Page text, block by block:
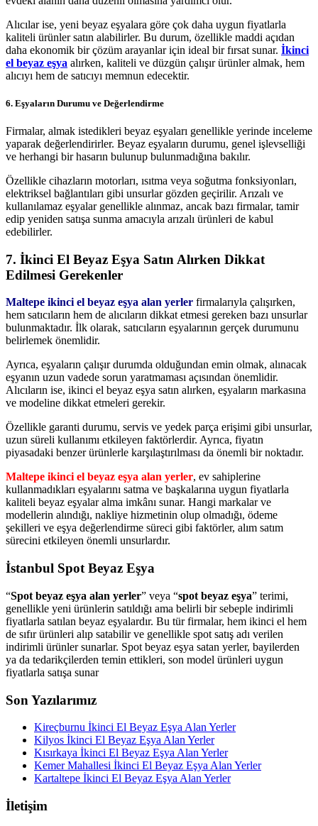
Alıcılar ise, yeni beyaz eşyalara göre çok daha uygun fiyatlarla
kaliteli ürünler satın alabilirler. Bu durum, özellikle maddi açıdan
daha ekonomik bir çözüm arayanlar için ideal bir fırsat sunar. İkinci
el beyaz eşya alırken, kaliteli ve düzgün çalışır ürünler almak, hem
alıcıyı hem de satıcıyı memnun edecektir.
6. Eşyaların Durumu ve Değerlendirme
Firmalar, almak istedikleri beyaz eşyaları genellikle yerinde inceleme
yaparak değerlendirirler. Beyaz eşyaların durumu, genel işlevselliği
ve herhangi bir hasarın bulunup bulunmadığına bakılır.
Özellikle cihazların motorları, ısıtma veya soğutma fonksiyonları,
elektriksel bağlantıları gibi unsurlar gözden geçirilir. Arızalı ve
kullanılamaz eşyalar genellikle alınmaz, ancak bazı firmalar, tamir
edip yeniden satışa sunma amacıyla arızalı ürünleri de kabul
edebilirler.
7. İkinci El Beyaz Eşya Satın Alırken Dikkat
Edilmesi Gerekenler
Maltepe ikinci el beyaz eşya alan yerler firmalarıyla çalışırken,
hem satıcıların hem de alıcıların dikkat etmesi gereken bazı unsurlar
bulunmaktadır. İlk olarak, satıcıların eşyalarının gerçek durumunu
belirlemek önemlidir.
Ayrıca, eşyaların çalışır durumda olduğundan emin olmak, alınacak
eşyanın uzun vadede sorun yaratmaması açısından önemlidir.
Alıcıların ise, ikinci el beyaz eşya satın alırken, eşyaların markasına
ve modeline dikkat etmeleri gerekir.
Özellikle garanti durumu, servis ve yedek parça erişimi gibi unsurlar,
uzun süreli kullanımı etkileyen faktörlerdir. Ayrıca, fiyatın
piyasadaki benzer ürünlerle karşılaştırılması da önemli bir noktadır.
Maltepe ikinci el beyaz eşya alan yerler, ev sahiplerine
kullanmadıkları eşyalarını satma ve başkalarına uygun fiyatlarla
kaliteli beyaz eşyalar alma imkânı sunar. Hangi markalar ve
modellerin alındığı, nakliye hizmetinin olup olmadığı, ödeme
şekilleri ve eşya değerlendirme süreci gibi faktörler, alım satım
sürecini etkileyen önemli unsurlardır.
İstanbul Spot Beyaz Eşya
“Spot beyaz eşya alan yerler” veya “spot beyaz eşya” terimi,
genellikle yeni ürünlerin satıldığı ama belirli bir sebeple indirimli
fiyatlarla satılan beyaz eşyalardır. Bu tür firmalar, hem ikinci el hem
de sıfır ürünleri alıp satabilir ve genellikle spot satış adı verilen
indirimli ürünler sunarlar. Spot beyaz eşya satan yerler, bayilerden
ya da tedarikçilerden temin ettikleri, son model ürünleri uygun
fiyatlarla satışa sunar
Son Yazılarımız
Kireçburnu İkinci El Beyaz Eşya Alan Yerler
Kilyos İkinci El Beyaz Eşya Alan Yerler
Kısırkaya İkinci El Beyaz Eşya Alan Yerler
Kemer Mahallesi İkinci El Beyaz Eşya Alan Yerler
Kartaltepe İkinci El Beyaz Eşya Alan Yerler
İletişim